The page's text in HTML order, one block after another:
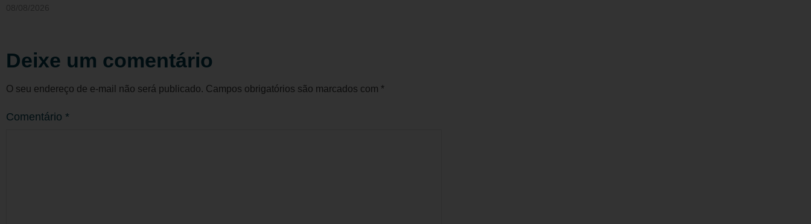
Deixe um comentário
O seu endereço de e-mail não será publicado. Campos obrigatórios são marcados com *
Comentário *